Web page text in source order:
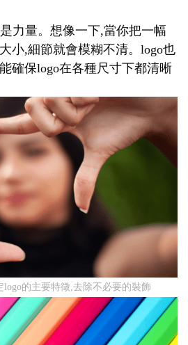
力量。想像一下,當你把一幅
小,細節就會模糊不清。logo也
確保logo在各種尺寸下都清晰
的主要特徵,去除不必要的裝飾